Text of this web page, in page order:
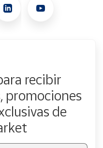
recibir
promociones
de